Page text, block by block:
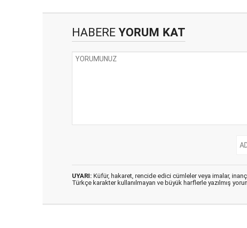
HABERE YORUM KAT
UYARI: Küfür, hakaret, rencide edici cümleler veya imalar,
Türkçe karakter kullanılmayan ve büyük harflerle yazılmış